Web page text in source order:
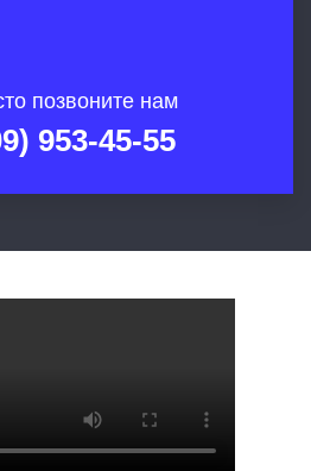
позвоните нам
953-45-55